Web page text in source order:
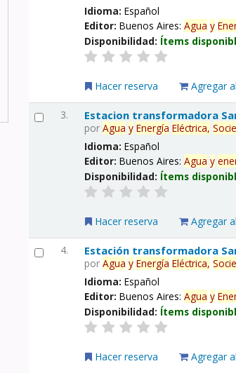
Idioma:Español
Editor:Buenos Aires:Agua y
Disponibilidad: Ítems
Hacer reserva Agregar
3. Estacion transformadora
porAgua y Energía Eléctrica,
Idioma:Español
Editor:Buenos Aires:Agua y
Disponibilidad: Ítems
Hacer reserva Agregar
4. Estación transformadora
porAgua y Energía Eléctrica,
Idioma:Español
Editor:Buenos Aires:Agua y
Disponibilidad: Ítems
Hacer reserva Agregar